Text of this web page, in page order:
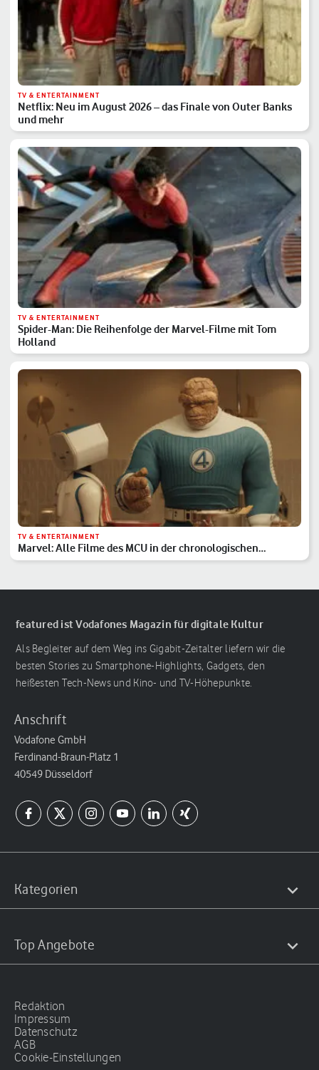
TV & ENTERTAINMENT
Netflix: Neu im August 2026 – das Finale von Outer Banks
und mehr
TV & ENTERTAINMENT
Spider-Man: Die Reihenfolge der Marvel-Filme mit Tom
Holland
TV & ENTERTAINMENT
Marvel: Alle Filme des MCU in der chronologischen
Reihenfolge
featured ist Vodafones Magazin für digitale Kultur
Als Begleiter auf dem Weg ins Gigabit-Zeitalter liefern wir die
besten Stories zu Smartphone-Highlights, Gadgets, den
heißesten Tech-News und Kino- und TV-Höhepunkte.
Anschrift
Vodafone GmbH
Ferdinand-Braun-Platz 1
40549 Düsseldorf
Kategorien
Top Angebote
Redaktion
Impressum
Datenschutz
AGB
Cookie-Einstellungen